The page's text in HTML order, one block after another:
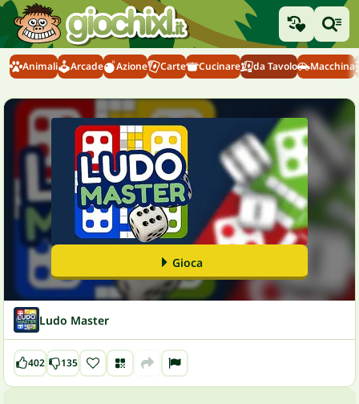
Animali Arcade Azione Carte Cucinare da Tavolo Macchina
Gioca
Ludo Master
402 135